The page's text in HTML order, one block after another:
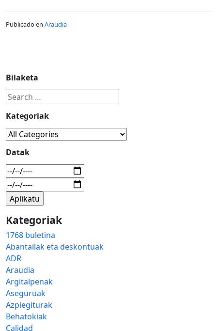
Publicado en Araudia
Bilaketa
Kategoriak
Datak
Kategoriak
1768 buletina
Abantailak eta deskontuak
ADR
Araudia
Argitalpenak
Aseguruak
Azpiegiturak
Behatokiak
Calidad